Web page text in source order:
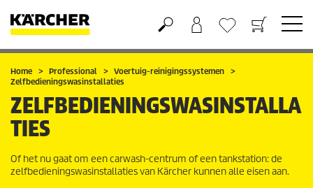
Boodschappenmandje
Verlanglijstje
Home Professional
Voertuig-reinigingssystemen
Zelfbedieningswasinstallaties
ZELFBEDIENINGSWASINSTALLA
TIES
Of het nu gaat om een carwash-centrum of een tankstation: de
zelfbedieningswasinstallaties van Kärcher kunnen alle eisen aan.